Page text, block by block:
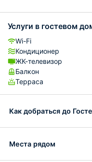
Услуги в гостевом
Wi-Fi
Кондиционер
ЖК-телевизор
Балкон
Терраса
Как добраться до
Места рядом